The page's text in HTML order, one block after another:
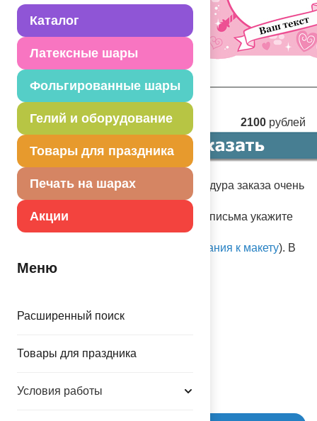
Каталог
Латексные шары
Фольгированные шары
Гелий и оборудование
Товары для праздника
Печать на шарах
Акции
Меню
Расширенный поиск
Товары для праздника
Условия работы
2100 рублей
Срок изготовления - 3 минуты. Процедура заказа очень
проста:
в один клик
, в теме письма укажите
номер шаблона, выбранный Вами и
требования к макету). В
комментарии укажите необходимо ли
Схема проезда